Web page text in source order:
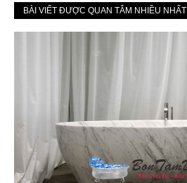
BÀI VIẾT ĐƯỢC QUAN TÂM NHIỀU NHẤT